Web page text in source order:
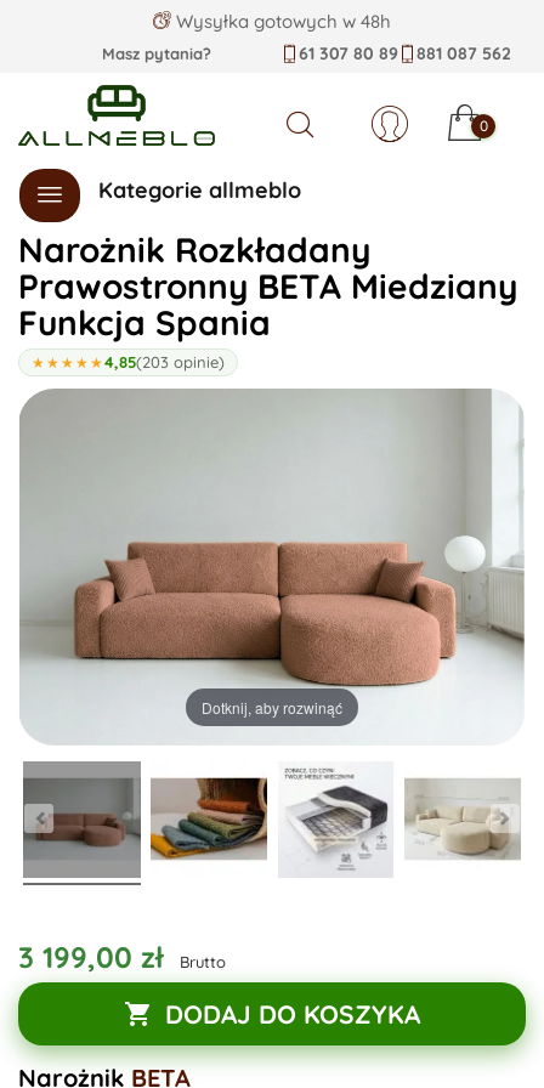
Wysyłka gotowych w 48h
Masz pytania? 61 307 80 89 881 087 562
Szukaj 0
Kategorie allmeblo
Narożnik Rozkładany
Prawostronny BETA Miedziany
Funkcja Spania
★★★★★4,85(203 opinie)
Dotknij, aby rozwinąć
3 199,00 zł Brutto
 DODAJ DO KOSZYKA
Narożnik BETA